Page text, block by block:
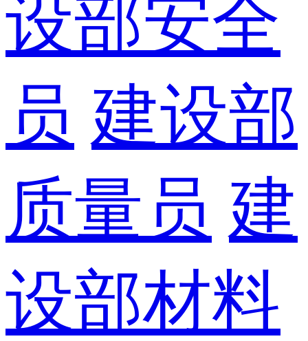
设部安全
员 建设部
质量员 建
设部材料